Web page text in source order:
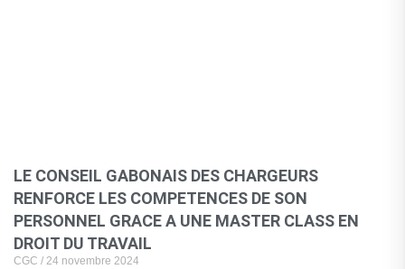
LE CONSEIL GABONAIS DES CHARGEURS
RENFORCE LES COMPETENCES DE SON
PERSONNEL GRACE A UNE MASTER CLASS EN
DROIT DU TRAVAIL
CGC 24 novembre 2024